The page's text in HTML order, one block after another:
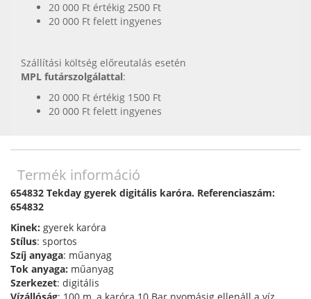
20 000 Ft értékig 2500 Ft
20 000 Ft felett ingyenes
Szállítási költség előreutalás esetén
MPL futárszolgálattal:
20 000 Ft értékig 1500 Ft
20 000 Ft felett ingyenes
Termék információ
654832 Tekday gyerek digitális karóra. Referenciaszám:
654832
Kinek: gyerek karóra
Stílus: sportos
Szíj anyaga: műanyag
Tok anyaga: műanyag
Szerkezet: digitális